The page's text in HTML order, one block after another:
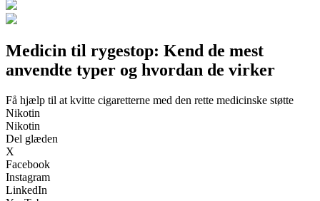
Medicin til rygestop: Kend de mest
anvendte typer og hvordan de virker
Få hjælp til at kvitte cigaretterne med den rette medicinske støtte
Nikotin
Nikotin
Del glæden
X
Facebook
Instagram
LinkedIn